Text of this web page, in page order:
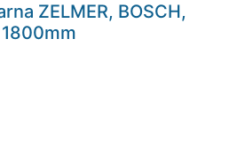
ZELMER, BOSCH,
1800mm